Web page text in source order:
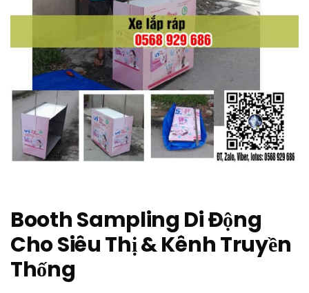
Booth Sampling Di Động
Cho Siêu Thị & Kênh Truyền
Thống